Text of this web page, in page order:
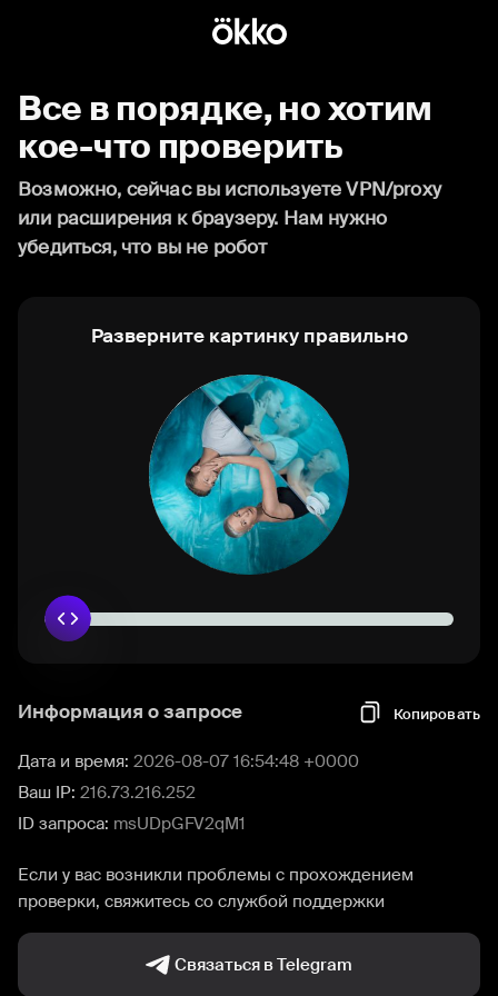
Все в порядке, но хотим
кое-что проверить
Возможно, сейчас вы используете VPN/proxy
или расширения к браузеру. Нам нужно
убедиться, что вы не робот
Разверните картинку правильно
Информация о запросе Копировать
Дата и время: 2026-08-07 16:54:48 +0000
Ваш IP: 216.73.216.252
ID запроса: msUDpGFV2qM1
Если у вас возникли проблемы с прохождением
проверки, свяжитесь со службой поддержки
Связаться в Telegram